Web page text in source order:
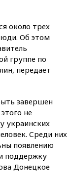
около трех
Об этом
группе по
передает
завершен
не
украинских
Среди них
появлению
поддержку
Донецкое